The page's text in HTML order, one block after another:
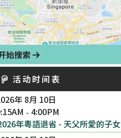
始搜索
活动时间表
年 8月 10日
- 4:00PM
年粵語退省 - 天父所愛的子女